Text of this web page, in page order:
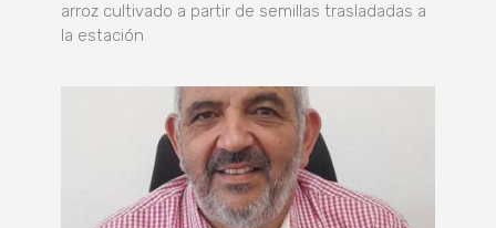
arroz cultivado a partir de semillas trasladadas a
la estación